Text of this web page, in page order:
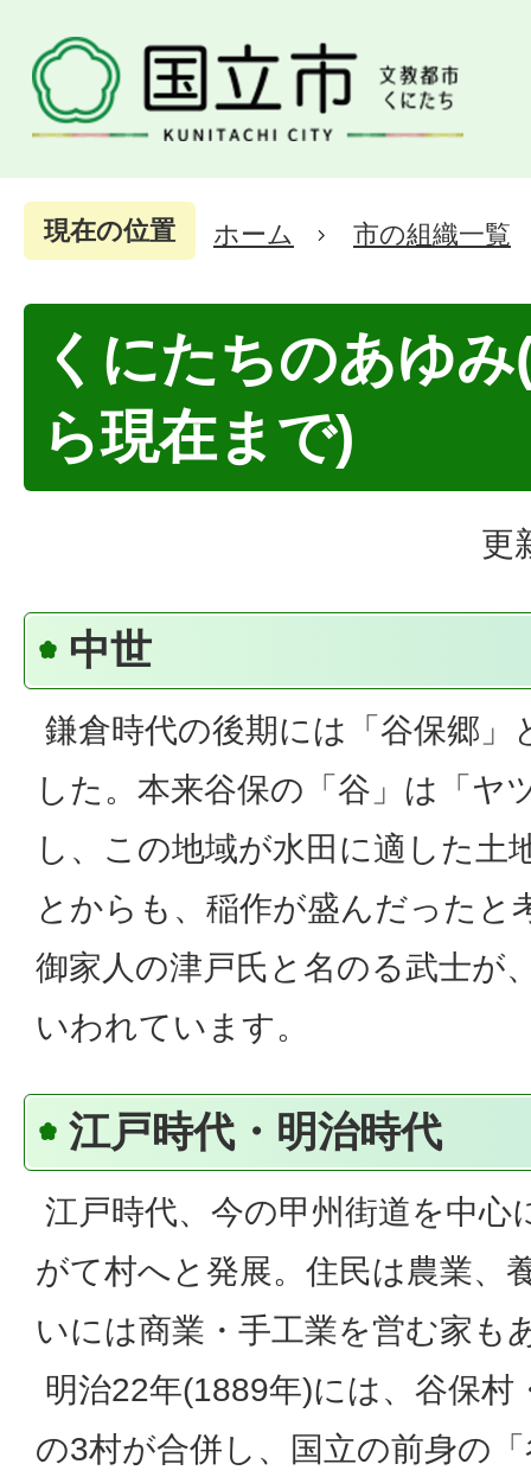
現在の位置 ホーム 市の組織一覧
くにたちのあゆ
ら現在まで)
更
中世
鎌倉時代の後期には「谷保郷」
した。本来谷保の「谷」は「ヤ
し、この地域が水田に適した土
とからも、稲作が盛んだったと
御家人の津戸氏と名のる武士が
いわれています。
江戸時代・明治時代
江戸時代、今の甲州街道を中心
がて村へと発展。住民は農業、
いには商業・手工業を営む家も
明治22年(1889年)には、谷保村
の3村が合併し、国立の前身の